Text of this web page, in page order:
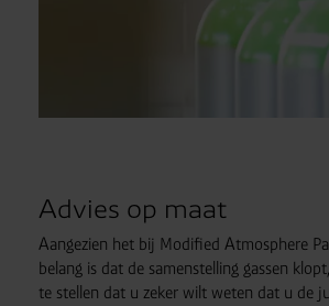
Advies op maat
Aangezien het bij Modified Atmosphere
belang is dat de samenstelling gassen
te stellen dat u zeker wilt weten dat u de